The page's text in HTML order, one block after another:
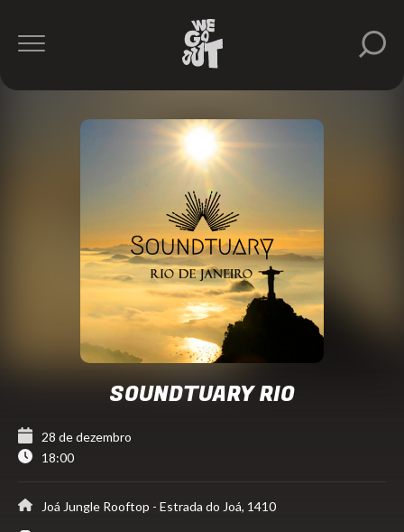
Mita
Apache
HOO
https://www.instagram.com/bodyandsoulrio/
SOUNDTUARY RIO
28 de dezembro
18:00
Joá Jungle Rooftop - Estrada do Joá, 1410